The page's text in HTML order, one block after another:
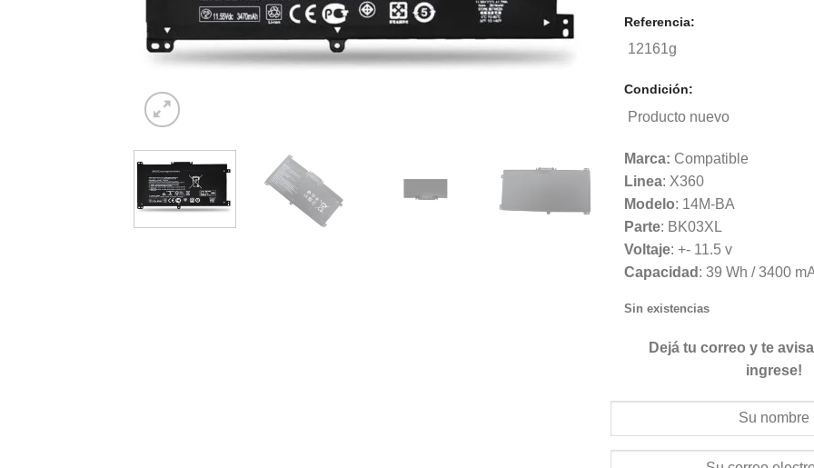
Referencia:
12161g
Condición:
Producto nuevo
Marca: Compatible
Linea: X360
Modelo: 14M-BA
Parte: BK03XL
Voltaje: +- 11.5 v
Capacidad : 39 Wh / 3400
Sin existencias
Dejá tu correo y te
ingrese!